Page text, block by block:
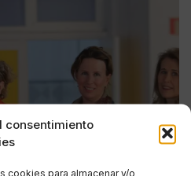
consentimiento
cookies para almacenar y/o